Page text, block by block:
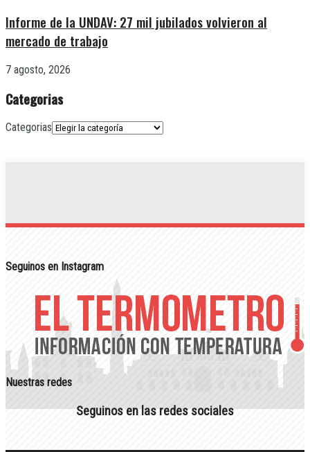
Informe de la UNDAV: 27 mil jubilados volvieron al
mercado de trabajo
7 agosto, 2026
Categorias
Categorias
Seguinos en Instagram
Nuestras redes
Seguinos en las redes sociales